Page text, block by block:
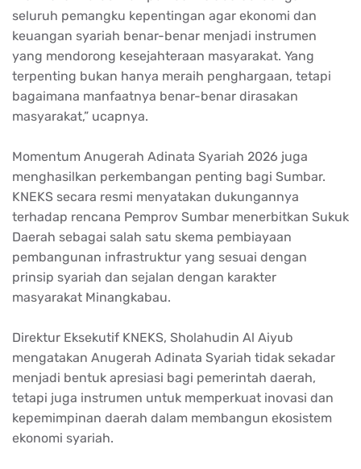
seluruh pemangku kepentingan agar ekonomi dan
keuangan syariah benar-benar menjadi instrumen
yang mendorong kesejahteraan masyarakat. Yang
terpenting bukan hanya meraih penghargaan, tetapi
bagaimana manfaatnya benar-benar dirasakan
masyarakat,” ucapnya.
Momentum Anugerah Adinata Syariah 2026 juga
menghasilkan perkembangan penting bagi Sumbar.
KNEKS secara resmi menyatakan dukungannya
terhadap rencana Pemprov Sumbar menerbitkan Sukuk
Daerah sebagai salah satu skema pembiayaan
pembangunan infrastruktur yang sesuai dengan
prinsip syariah dan sejalan dengan karakter
masyarakat Minangkabau.
Direktur Eksekutif KNEKS, Sholahudin Al Aiyub
mengatakan Anugerah Adinata Syariah tidak sekadar
menjadi bentuk apresiasi bagi pemerintah daerah,
tetapi juga instrumen untuk memperkuat inovasi dan
kepemimpinan daerah dalam membangun ekosistem
ekonomi syariah.